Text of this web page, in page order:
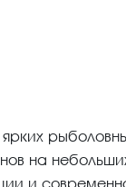
на
и